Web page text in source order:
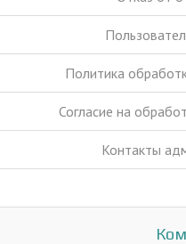
Политика
Согласие на
Контакты